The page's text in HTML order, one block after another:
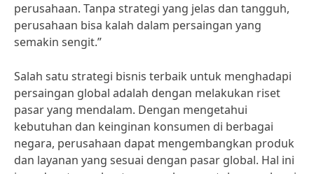
perusahaan. Tanpa strategi yang jelas dan tangguh,
perusahaan bisa kalah dalam persaingan yang
semakin sengit.”
Salah satu strategi bisnis terbaik untuk menghadapi
persaingan global adalah dengan melakukan riset
pasar yang mendalam. Dengan mengetahui
kebutuhan dan keinginan konsumen di berbagai
negara, perusahaan dapat mengembangkan produk
dan layanan yang sesuai dengan pasar global. Hal ini